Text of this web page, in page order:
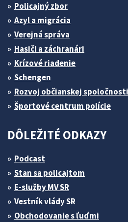
Policajný zbor
Azyl a migrácia
Verejná správa
Hasiči a záchranári
Krízové riadenie
Schengen
Rozvoj občianskej spoločnosti
Športové centrum polície
DÔLEŽITÉ ODKAZY
Podcast
Stan sa policajtom
E-služby MV SR
Vestník vlády SR
Obchodovanie s ľuďmi